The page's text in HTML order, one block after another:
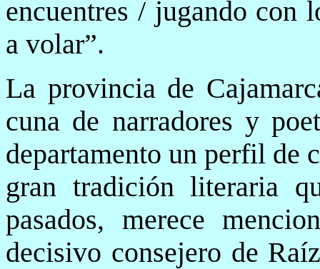
encuentres / jugando con
a volar”.
La provincia de
cuna de narradores y
departamento un perfil de
gran tradición literaria
pasados, merece
decisivo consejero de